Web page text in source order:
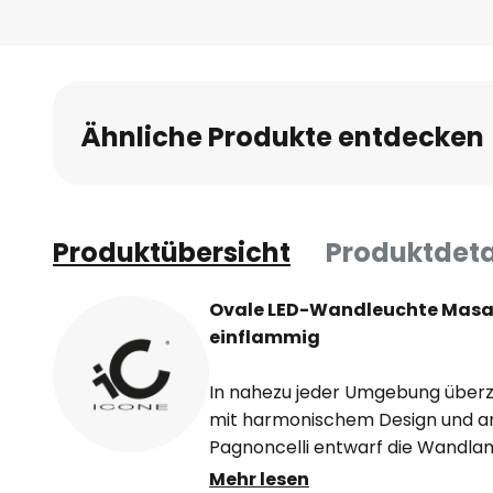
Ähnliche Produkte entdecken
Produktübersicht
Ovale LED-Wandleuchte
einflammig
In nahezu jeder Umgebung
mit harmonischem Design und
Pagnoncelli entwarf die
Hersteller ICONE; im Mittelpunkt
Mehr lesen